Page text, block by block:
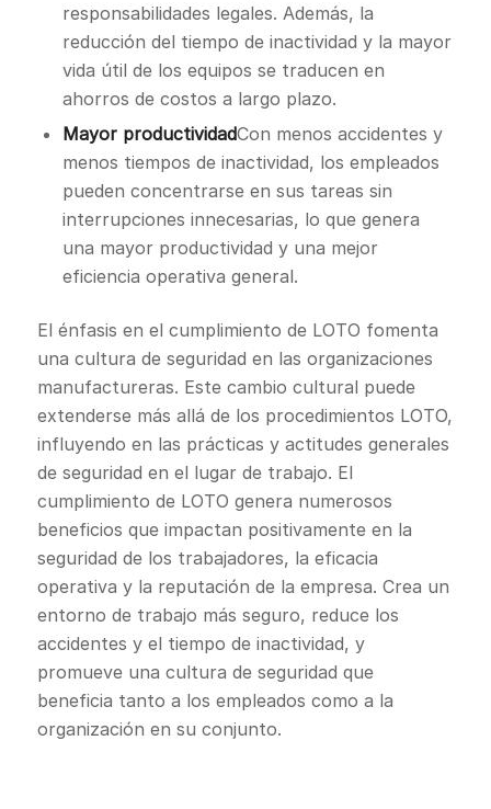
responsabilidades legales. Además, la
reducción del tiempo de inactividad y la mayor
vida útil de los equipos se traducen en
ahorros de costos a largo plazo.
Mayor productividadCon menos accidentes y
menos tiempos de inactividad, los empleados
pueden concentrarse en sus tareas sin
interrupciones innecesarias, lo que genera
una mayor productividad y una mejor
eficiencia operativa general.
El énfasis en el cumplimiento de LOTO fomenta
una cultura de seguridad en las organizaciones
manufactureras. Este cambio cultural puede
extenderse más allá de los procedimientos LOTO,
influyendo en las prácticas y actitudes generales
de seguridad en el lugar de trabajo. El
cumplimiento de LOTO genera numerosos
beneficios que impactan positivamente en la
seguridad de los trabajadores, la eficacia
operativa y la reputación de la empresa. Crea un
entorno de trabajo más seguro, reduce los
accidentes y el tiempo de inactividad, y
promueve una cultura de seguridad que
beneficia tanto a los empleados como a la
organización en su conjunto.